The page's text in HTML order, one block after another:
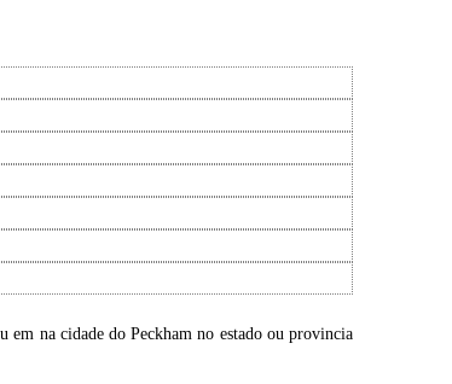
em na cidade do Peckham no estado ou provincia